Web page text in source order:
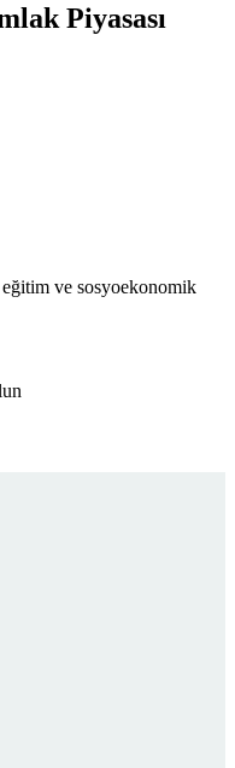
Piyasası
ve sosyoekonomik